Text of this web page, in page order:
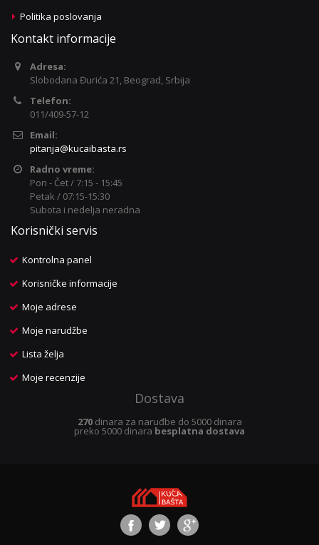
Politika poslovanja
Kontakt informacije
Adresa:
Slobodana Đurića 21, Beograd, Srbija
Telefon:
011/409-57-12
Email:
pitanja@kucaibasta.rs
Radno vreme:
Pon - Čet / 7:15 - 15:45
Petak / 07:15-15:30
Subota i nedelja neradna
Korisnički servis
Kontrolna panel
Korisničke informacije
Moje adrese
Moje narudžbe
Lista želja
Moje recenzije
Dostava
270dinara za naruđbe do 5000 dinara
preko 5000 dinara besplatna dostava